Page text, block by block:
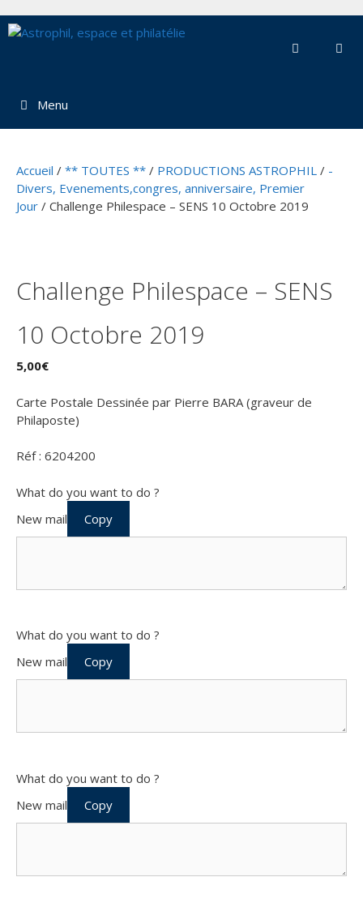
au
Menu
Accueil / ** TOUTES ** / PRODUCTIONS ASTROPHIL / -
Divers, Evenements,congres, anniversaire, Premier
Jour / Challenge Philespace – SENS 10 Octobre 2019
Challenge Philespace – SENS
10 Octobre 2019
5,00€
Carte Postale Dessinée par Pierre BARA (graveur de
Philaposte)
Réf : 6204200
What do you want to do ?
New mail
Copy
What do you want to do ?
New mail
Copy
What do you want to do ?
New mail
Copy